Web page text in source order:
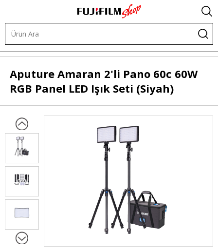
Aputure Amaran 2'li Pano 60c 60W
RGB Panel LED Işık Seti (Siyah)